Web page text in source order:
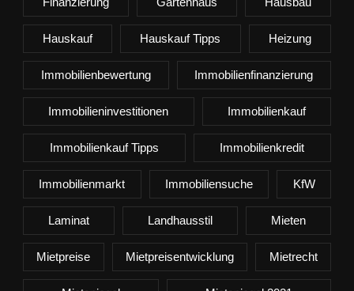
Hauskauf Hauskauf Tipps Heizung
Immobilienbewertung Immobilienfinanzierung
Immobilieninvestitionen Immobilienkauf
Immobilienkauf Tipps Immobilienkredit
Immobilienmarkt Immobiliensuche KfW
Laminat Landhausstil Mieten
Mietpreise Mietpreisentwicklung Mietrecht